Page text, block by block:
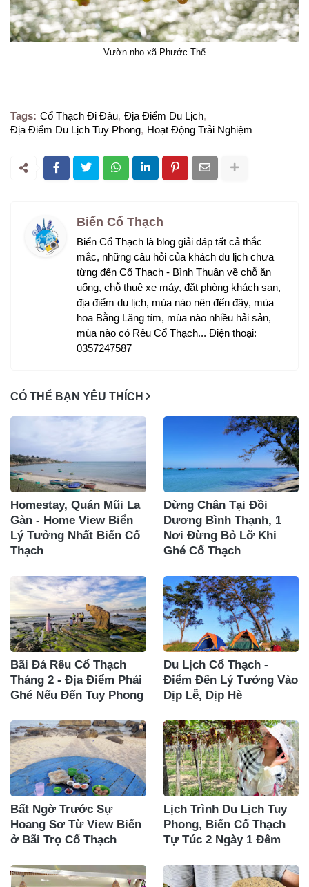
Vườn nho xã Phước Thể
Tags: Cổ Thạch Đi Đâu Địa Điểm Du Lịch
Địa Điểm Du Lịch Tuy Phong Hoạt Động Trải Nghiệm
Biển Cổ Thạch
Biển Cổ Thạch là blog giải đáp tất cả thắc
mắc, những câu hỏi của khách du lịch chưa
từng đến Cổ Thạch - Bình Thuận về chỗ ăn
uống, chỗ thuê xe máy, đặt phòng khách sạn,
địa điểm du lịch, mùa nào nên đến đây, mùa
hoa Bằng Lăng tím, mùa nào nhiều hải sản,
mùa nào có Rêu Cổ Thạch... Điện thoại:
0357247587
CÓ THỂ BẠN YÊU THÍCH
Homestay, Quán Mũi La
Gàn - Home View Biển
Lý Tưởng Nhất Biển Cổ
Thạch
Dừng Chân Tại Đồi
Dương Bình Thạnh, 1
Nơi Đừng Bỏ Lỡ Khi
Ghé Cổ Thạch
Bãi Đá Rêu Cổ Thạch
Tháng 2 - Địa Điểm Phải
Ghé Nếu Đến Tuy Phong
Du Lịch Cổ Thạch -
Điểm Đến Lý Tưởng Vào
Dịp Lễ, Dịp Hè
Bất Ngờ Trước Sự
Hoang Sơ Từ View Biển
ở Bãi Trọ Cổ Thạch
Lịch Trình Du Lịch Tuy
Phong, Biển Cổ Thạch
Tự Túc 2 Ngày 1 Đêm